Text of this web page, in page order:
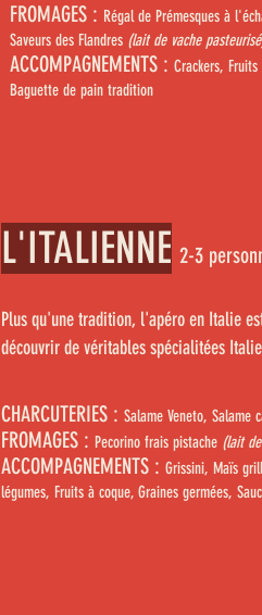
FROMAGES : Régal de Prémesques à
Saveurs des Flandres (lait de vache
ACCOMPAGNEMENTS : Crackers,
Baguette de pain tradition
L'ITALIENNE 2-3
Plus qu'une tradition, l'apéro en Italie
découvrir de véritables spécialitées
CHARCUTERIES : Salame Veneto, Salame
FROMAGES : Pecorino frais pistache (lait de
ACCOMPAGNEMENTS : Grissini, Maïs
légumes, Fruits à coque, Graines germées,